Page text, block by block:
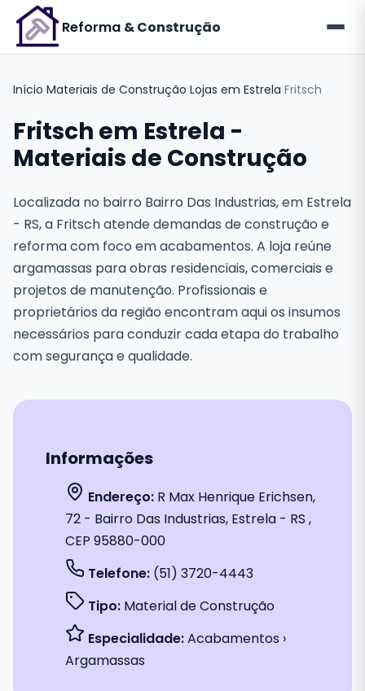
Reforma & Construção
Início›Materiais de Construção›Lojas em Estrela›Fritsch
Fritsch em Estrela -
Materiais de Construção
Localizada no bairro Bairro Das Industrias, em Estrela
- RS, a Fritsch atende demandas de construção e
reforma com foco em acabamentos. A loja reúne
argamassas para obras residenciais, comerciais e
projetos de manutenção. Profissionais e
proprietários da região encontram aqui os insumos
necessários para conduzir cada etapa do trabalho
com segurança e qualidade.
Informações
Endereço: R Max Henrique Erichsen,
72 - Bairro Das Industrias, Estrela - RS ,
CEP 95880-000
Telefone: (51) 3720-4443
Tipo: Material de Construção
Especialidade:Acabamentos ›
Argamassas